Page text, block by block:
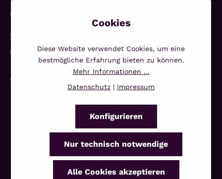
Unterstützung und Beratung unter:
+49 3338 7068639
Mo-Fr, 10:00 - 14:00 Uhr
Oder über unser
Diese Website verwendet Cookies, um eine
bestmögliche Erfahrung bieten zu können.
Mehr Informationen ...
Datenschutz | Impressum
Nur technisch notwendige
Konfigurieren
Alle Cookies akzeptieren